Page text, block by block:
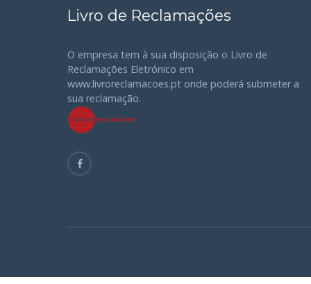
Livro de Reclamações
O empresa tem à sua disposição o Livro de
Reclamações Eletrónico em
www.livroreclamacoes.pt onde poderá submeter a
sua reclamação.